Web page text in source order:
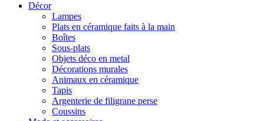
Décor
Lampes
Plats en céramique faits à la main
Boîtes
Sous-plats
Objets déco en metal
Décorations murales
Animaux en céramique
Tapis
Argenterie de filigrane perse
Coussins